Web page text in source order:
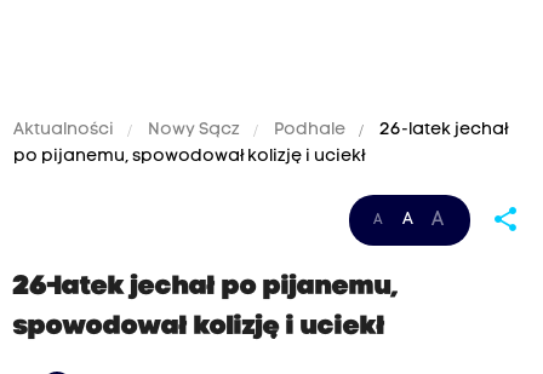
Aktualności Nowy Sącz Podhale
26-latek jechał
po pijanemu, spowodował kolizję i uciekł
A A A share
26-latek jechał po pijanemu,
spowodował kolizję i uciekł